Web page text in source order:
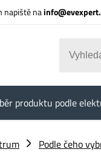
napiště na
produktu podle
Podle čeho